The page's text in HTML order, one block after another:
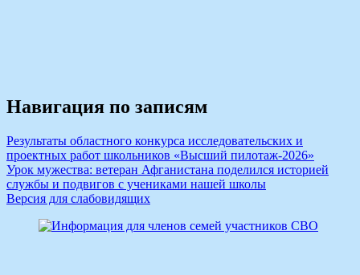
Навигация по записям
Результаты областного конкурса исследовательских и
проектных работ школьников «Высший пилотаж-2026»
Урок мужества: ветеран Афганистана поделился историей
службы и подвигов с учениками нашей школы
Версия для слабовидящих